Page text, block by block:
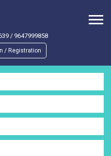
/ 9647999858
/ Registration